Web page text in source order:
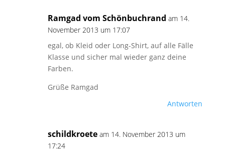
Ramgad vom Schönbuchrand am 14.
November 2013 um 17:07
egal, ob Kleid oder Long-Shirt, auf alle Fälle
Klasse und sicher mal wieder ganz deine
Farben.
Grüße Ramgad
Antworten
schildkroete am 14. November 2013 um
17:24